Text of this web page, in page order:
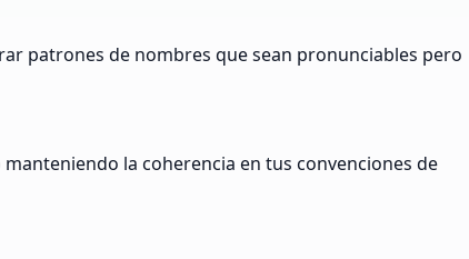
patrones de nombres que sean pronunciables pero
la coherencia en tus convenciones de